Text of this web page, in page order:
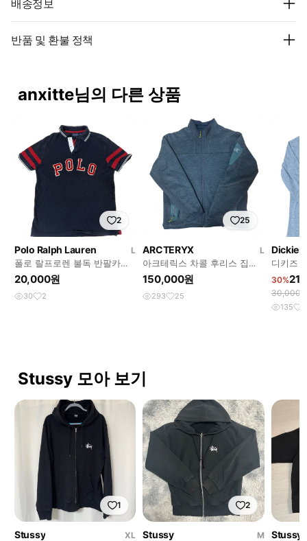
배송정보
반품 및 환불 정책
anxitte님의 다른 상품
2
Polo Ralph Lauren
L
폴로 랄프로렌 불독 반팔카라
티
20,000원
30 2
25
ARCTERYX
L
아크테릭스 차콜 후리스 집업
자켓
150,000원
293 25
Dickies
디키즈
30%
30,000
135
Stussy 모아 보기
1
Stussy
XL
2
Stussy
M
Stussy